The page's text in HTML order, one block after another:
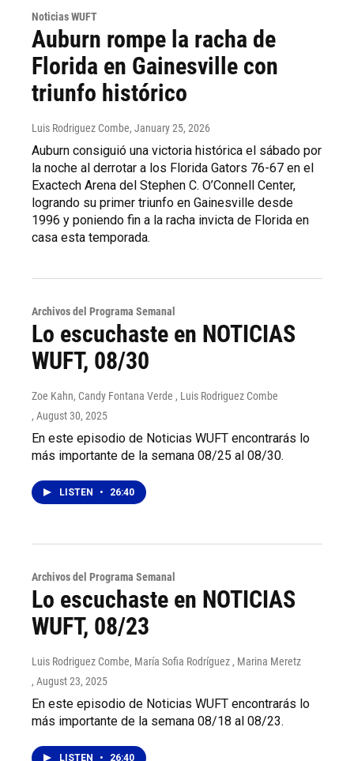
Noticias WUFT
Auburn rompe la racha de
Florida en Gainesville con
triunfo histórico
Luis Rodriguez Combe, January 25, 2026
Auburn consiguió una victoria histórica el sábado por
la noche al derrotar a los Florida Gators 76-67 en el
Exactech Arena del Stephen C. O’Connell Center,
logrando su primer triunfo en Gainesville desde
1996 y poniendo fin a la racha invicta de Florida en
casa esta temporada.
Archivos del Programa Semanal
Lo escuchaste en NOTICIAS
WUFT, 08/30
Zoe Kahn, Candy Fontana Verde , Luis Rodriguez Combe
, August 30, 2025
En este episodio de Noticias WUFT encontrarás lo
más importante de la semana 08/25 al 08/30.
LISTEN • 26:40
Archivos del Programa Semanal
Lo escuchaste en NOTICIAS
WUFT, 08/23
Luis Rodriguez Combe, María Sofia Rodríguez , Marina Meretz
, August 23, 2025
En este episodio de Noticias WUFT encontrarás lo
más importante de la semana 08/18 al 08/23.
LISTEN • 26:40